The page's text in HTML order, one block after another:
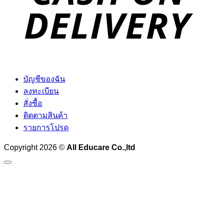
บัญชีของฉัน
ลงทะเบียน
สั่งซื้อ
ติดตามสินค้า
รายการโปรด
Copyright 2026 © All Educare Co.,ltd